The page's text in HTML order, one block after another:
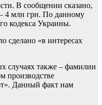
В сообщении сказано,
– 4 млн грн. По данному
кодекса Украины.
сделано «в интересах
случаях также – фамилии
производстве
Данный факт нам